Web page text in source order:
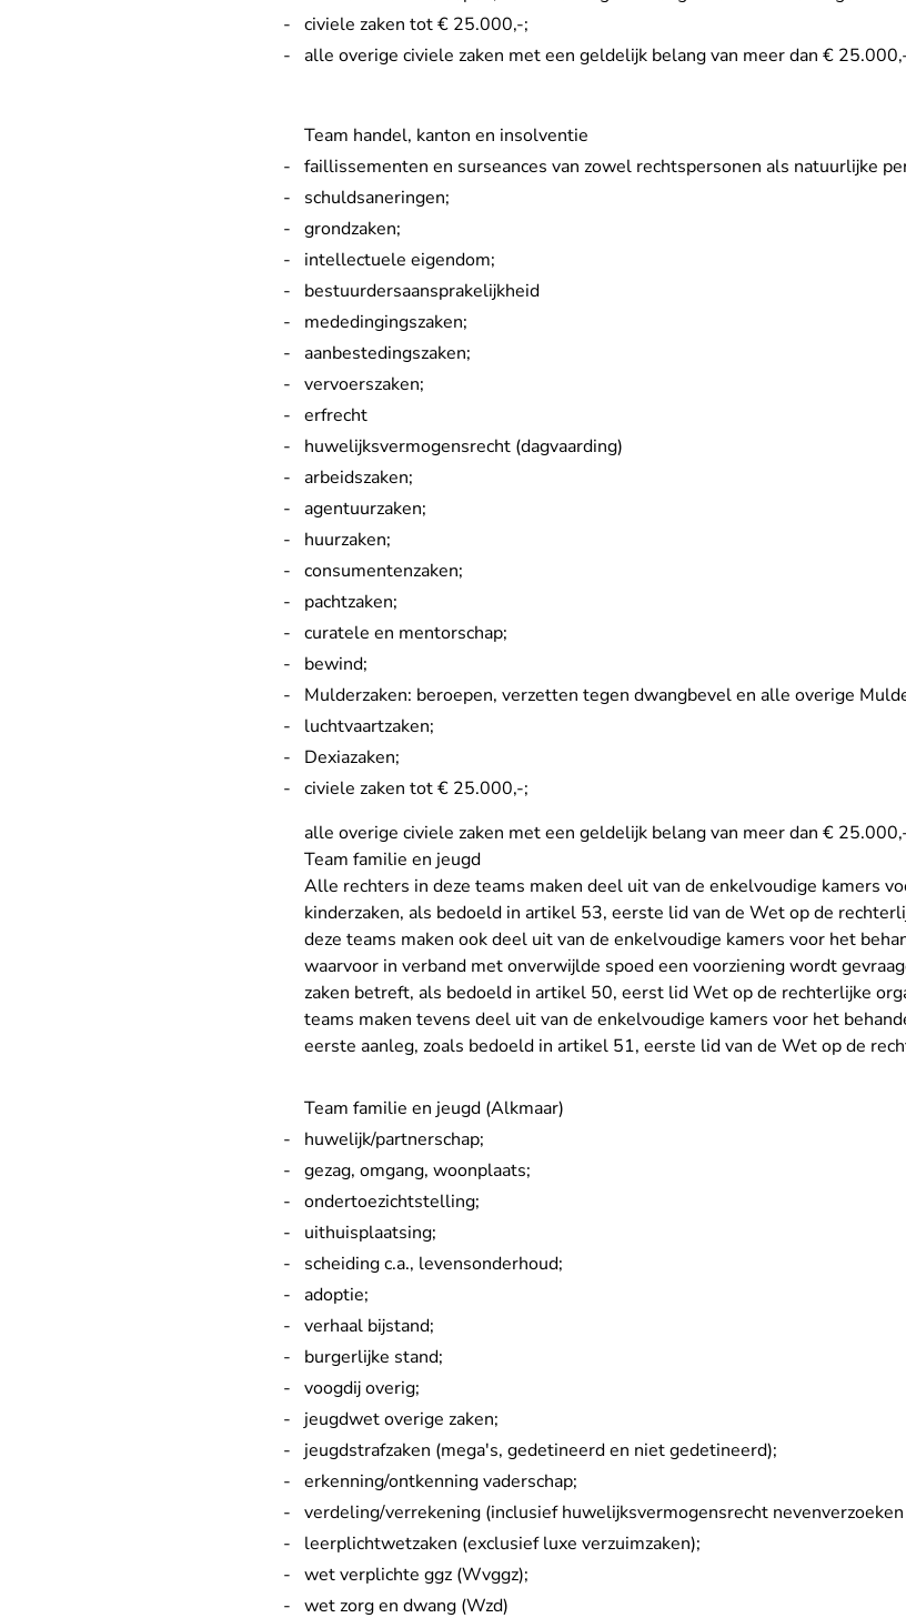
civiele zaken tot € 25.000,-;
alle overige civiele zaken met een geldelijk belang van meer dan €
Team handel, kanton en insolventie
faillissementen en surseances van zowel rechtspersonen als natuurlijke
schuldsaneringen;
grondzaken;
intellectuele eigendom;
bestuurdersaansprakelijkheid
mededingingszaken;
aanbestedingszaken;
vervoerszaken;
erfrecht
huwelijksvermogensrecht (dagvaarding)
arbeidszaken;
agentuurzaken;
huurzaken;
consumentenzaken;
pachtzaken;
curatele en mentorschap;
bewind;
Mulderzaken: beroepen, verzetten tegen dwangbevel en alle overige
luchtvaartzaken;
Dexiazaken;
civiele zaken tot € 25.000,-;
alle overige civiele zaken met een geldelijk belang van meer dan €
Team familie en jeugd
Alle rechters in deze teams maken deel uit van de enkelvoudige kamers
kinderzaken, als bedoeld in artikel 53, eerste lid van de Wet op de
deze teams maken ook deel uit van de enkelvoudige kamers voor het
waarvoor in verband met onverwijlde spoed een voorziening wordt
zaken betreft, als bedoeld in artikel 50, eerst lid Wet op de rechterlijke
teams maken tevens deel uit van de enkelvoudige kamers voor het
eerste aanleg, zoals bedoeld in artikel 51, eerste lid van de Wet op de
Team familie en jeugd (Alkmaar)
huwelijk/partnerschap;
gezag, omgang, woonplaats;
ondertoezichtstelling;
uithuisplaatsing;
scheiding c.a., levensonderhoud;
adoptie;
verhaal bijstand;
burgerlijke stand;
voogdij overig;
jeugdwet overige zaken;
jeugdstrafzaken (mega's, gedetineerd en niet gedetineerd);
erkenning/ontkenning vaderschap;
verdeling/verrekening (inclusief huwelijksvermogensrecht
leerplichtwetzaken (exclusief luxe verzuimzaken);
wet verplichte ggz (Wvggz);
wet zorg en dwang (Wzd)